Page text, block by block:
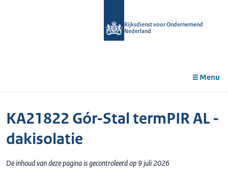
Rijksdienst voor Ondernemend
Nederland
Menu
KA21822 Gór-Stal termPIR AL -
dakisolatie
De inhoud van deze pagina is gecontroleerd op 9 juli 2026